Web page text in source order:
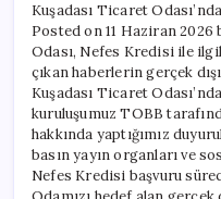
Kuşadası Ticaret
Posted on 11 Haziran 2026
Odası, Nefes Kredisi ile
çıkan haberlerin gerçek
Kuşadası Ticaret
kuruluşumuz TOBB
hakkında yaptığımız
basın yayın organları ve
Nefes Kredisi başvuru